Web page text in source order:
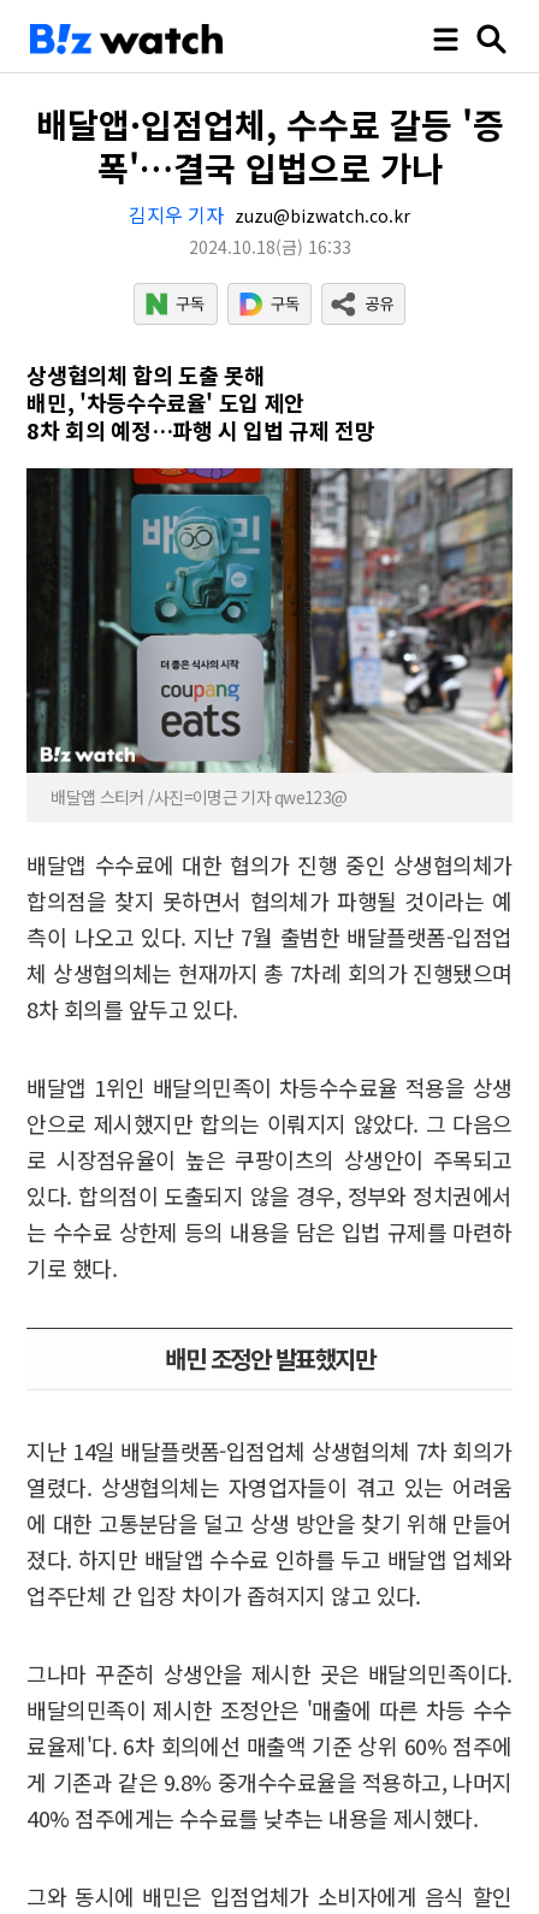
배달앱·입점업체, 수수료 갈등 '증
폭'…결국 입법으로 가나
김지우 기자 zuzu@bizwatch.co.kr
2024.10.18(금) 16:33
상생협의체 합의 도출 못해
배민, '차등수수료율' 도입 제안
8차 회의 예정…파행 시 입법 규제 전망
배달앱 스티커 /사진=이명근 기자 qwe123@
배달앱 수수료에 대한 협의가 진행 중인 상생협의체가
합의점을 찾지 못하면서 협의체가 파행될 것이라는 예
측이 나오고 있다. 지난 7월 출범한 배달플랫폼-입점업
체 상생협의체는 현재까지 총 7차례 회의가 진행됐으며
8차 회의를 앞두고 있다.
배달앱 1위인 배달의민족이 차등수수료율 적용을 상생
안으로 제시했지만 합의는 이뤄지지 않았다. 그 다음으
로 시장점유율이 높은 쿠팡이츠의 상생안이 주목되고
있다. 합의점이 도출되지 않을 경우, 정부와 정치권에서
는 수수료 상한제 등의 내용을 담은 입법 규제를 마련하
기로 했다.
배민 조정안 발표했지만
지난 14일 배달플랫폼-입점업체 상생협의체 7차 회의가
열렸다. 상생협의체는 자영업자들이 겪고 있는 어려움
에 대한 고통분담을 덜고 상생 방안을 찾기 위해 만들어
졌다. 하지만 배달앱 수수료 인하를 두고 배달앱 업체와
업주단체 간 입장 차이가 좁혀지지 않고 있다.
그나마 꾸준히 상생안을 제시한 곳은 배달의민족이다.
배달의민족이 제시한 조정안은 '매출에 따른 차등 수수
료율제'다. 6차 회의에선 매출액 기준 상위 60% 점주에
게 기존과 같은 9.8% 중개수수료율을 적용하고, 나머지
40% 점주에게는 수수료를 낮추는 내용을 제시했다.
그와 동시에 배민은 입점업체가 소비자에게 음식 할인